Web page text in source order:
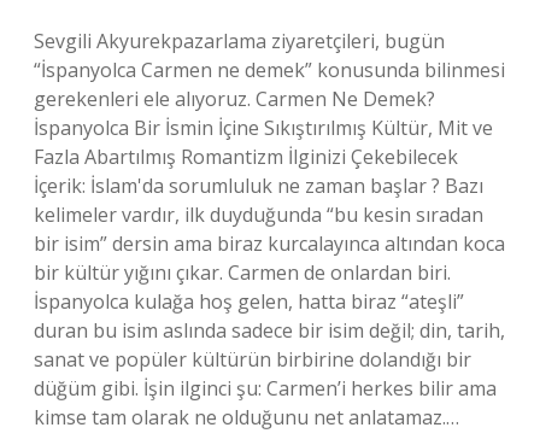
Sevgili Akyurekpazarlama ziyaretçileri, bugün
“İspanyolca Carmen ne demek” konusunda bilinmesi
gerekenleri ele alıyoruz. Carmen Ne Demek?
İspanyolca Bir İsmin İçine Sıkıştırılmış Kültür, Mit ve
Fazla Abartılmış Romantizm İlginizi Çekebilecek
İçerik: İslam'da sorumluluk ne zaman başlar ? Bazı
kelimeler vardır, ilk duyduğunda “bu kesin sıradan
bir isim” dersin ama biraz kurcalayınca altından koca
bir kültür yığını çıkar. Carmen de onlardan biri.
İspanyolca kulağa hoş gelen, hatta biraz “ateşli”
duran bu isim aslında sadece bir isim değil; din, tarih,
sanat ve popüler kültürün birbirine dolandığı bir
düğüm gibi. İşin ilginci şu: Carmen’i herkes bilir ama
kimse tam olarak ne olduğunu net anlatamaz.…